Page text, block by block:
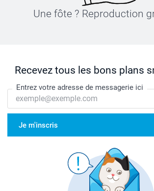
Une fôte ? Reproduction
Recevez tous les bons plans
Entrez votre adresse de messagerie ici
Je m'inscris